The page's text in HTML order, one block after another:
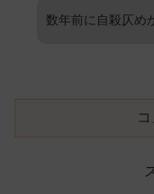
数年前に自殺仄め